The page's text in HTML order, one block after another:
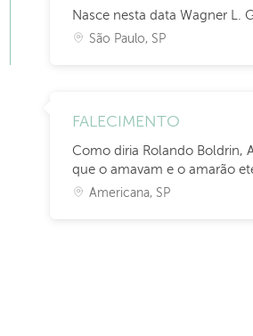
Nasce nesta data Wagner L.
São Paulo, SP
FALECIMENTO
Como diria Rolando Boldrin,
que o amavam e o amarão
Americana, SP